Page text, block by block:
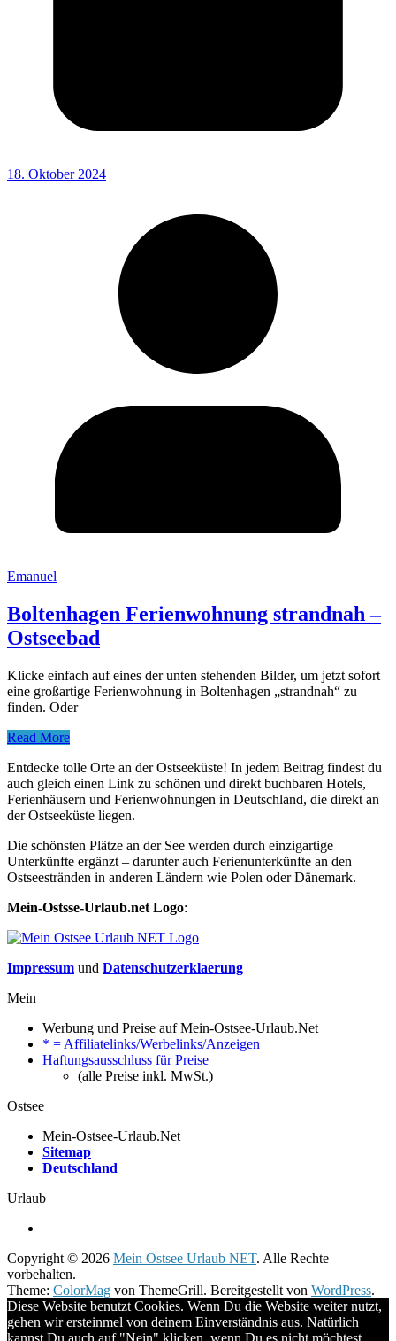
18. Oktober 2024
Emanuel
Boltenhagen Ferienwohnung strandnah –
Ostseebad
Klicke einfach auf eines der unten stehenden Bilder, um jetzt sofort
eine großartige Ferienwohnung in Boltenhagen „strandnah“ zu
finden. Oder
Read More
Entdecke tolle Orte an der Ostseeküste! In jedem Beitrag findest du
auch gleich einen Link zu schönen und direkt buchbaren Hotels,
Ferienhäusern und Ferienwohnungen in Deutschland, die direkt an
der Ostseeküste liegen.
Die schönsten Plätze an der See werden durch einzigartige
Unterkünfte ergänzt – darunter auch Ferienunterkünfte an den
Ostseestränden in anderen Ländern wie Polen oder Dänemark.
Mein-Ostsse-Urlaub.net Logo:
Impressum und Datenschutzerklaerung
Mein
Werbung und Preise auf Mein-Ostsee-Urlaub.Net
* = Affiliatelinks/Werbelinks/Anzeigen
Haftungsausschluss für Preise
(alle Preise inkl. MwSt.)
Ostsee
Mein-Ostsee-Urlaub.Net
Sitemap
Deutschland
Urlaub
Copyright © 2026 Mein Ostsee Urlaub NET. Alle Rechte
vorbehalten.
Theme: ColorMag von ThemeGrill. Bereitgestellt von WordPress.
Diese Website benutzt Cookies. Wenn Du die Website weiter nutzt,
gehen wir ersteinmel von deinem Einverständnis aus. Natürlich